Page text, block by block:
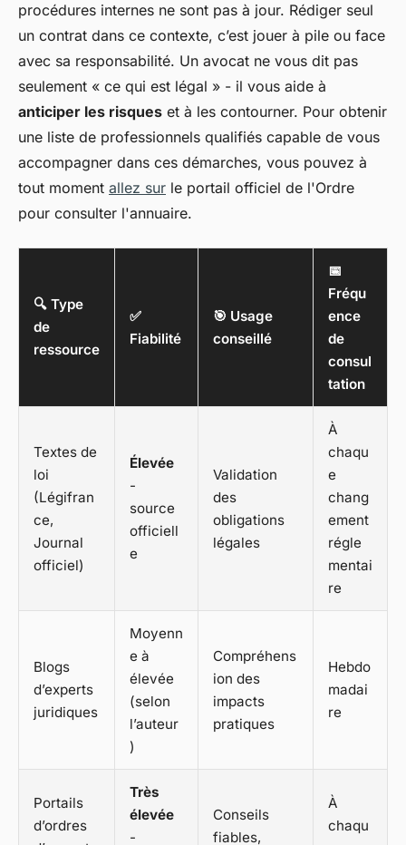
procédures internes ne sont pas à jour. Rédiger seul
un contrat dans ce contexte, c’est jouer à pile ou face
avec sa responsabilité. Un avocat ne vous dit pas
seulement « ce qui est légal » - il vous aide à
anticiper les risques et à les contourner. Pour obtenir
une liste de professionnels qualifiés capable de vous
accompagner dans ces démarches, vous pouvez à
tout moment allez sur le portail officiel de l'Ordre
pour consulter l'annuaire.
🔍 Type
de
ressource
✅
Fiabilité
🎯 Usage
conseillé
📅
Fréqu
ence
de
consul
tation
Textes de
loi
(Légifran
ce,
Journal
officiel)
Élevée
-
source
officiell
e
Validation
des
obligations
légales
À
chaqu
e
chang
ement
régle
mentai
re
Blogs
d’experts
juridiques
Moyenn
e à
élevée
(selon
l’auteur
)
Compréhens
ion des
impacts
pratiques
Hebdo
madai
re
Portails
d’ordres
Très
élevée
-
Conseils
fiables,
À
chaqu